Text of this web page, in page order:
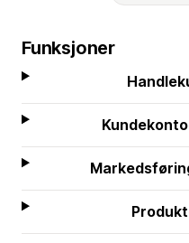
Funksjoner